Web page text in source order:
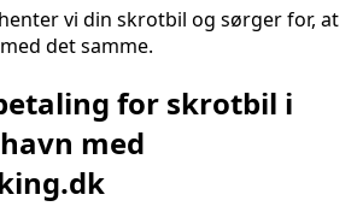
vi din skrotbil og sørger for, at
det samme.
for skrotbil i
med